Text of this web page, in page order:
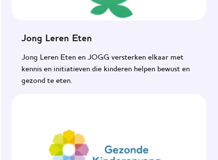
Jong Leren Eten
Jong Leren Eten en JOGG versterken elkaar met
kennis en initiatieven die kinderen helpen bewust en
gezond te eten.